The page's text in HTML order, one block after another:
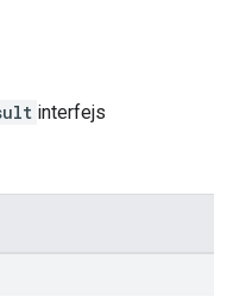
interfejs